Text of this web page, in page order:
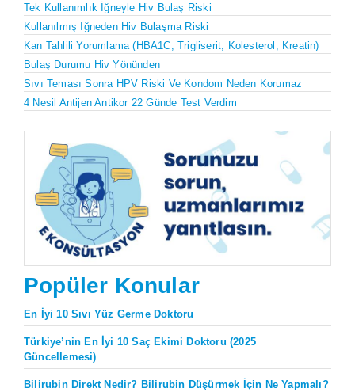
Tek Kullanımlık İğneyle Hiv Bulaş Riski
Kullanılmış Iğneden Hiv Bulaşma Riski
Kan Tahlili Yorumlama (HBA1C, Trigliserit, Kolesterol, Kreatin)
Bulaş Durumu Hiv Yönünden
Sıvı Teması Sonra HPV Riski Ve Kondom Neden Korumaz
4 Nesil Antijen Antikor 22 Günde Test Verdim
Popüler Konular
En İyi 10 Sıvı Yüz Germe Doktoru
Türkiye’nin En İyi 10 Saç Ekimi Doktoru (2025
Güncellemesi)
Bilirubin Direkt Nedir? Bilirubin Düşürmek İçin Ne Yapmalı?